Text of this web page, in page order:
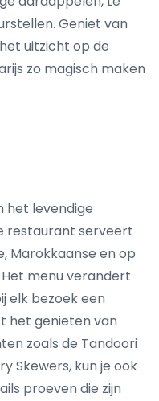
Geniet van
uitzicht op de
zo magisch maken
het levendige
restaurant serveert
Marokkaanse en op
menu verandert
elk bezoek een
het genieten van
zoals de Tandoori
Skewers, kun je ook
proeven die zijn